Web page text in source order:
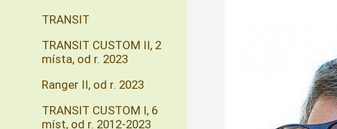
TRANSIT
TRANSIT CUSTOM II, 2
místa, od r. 2023
Ranger II, od r. 2023
TRANSIT CUSTOM I, 6
míst, od r. 2012-2023